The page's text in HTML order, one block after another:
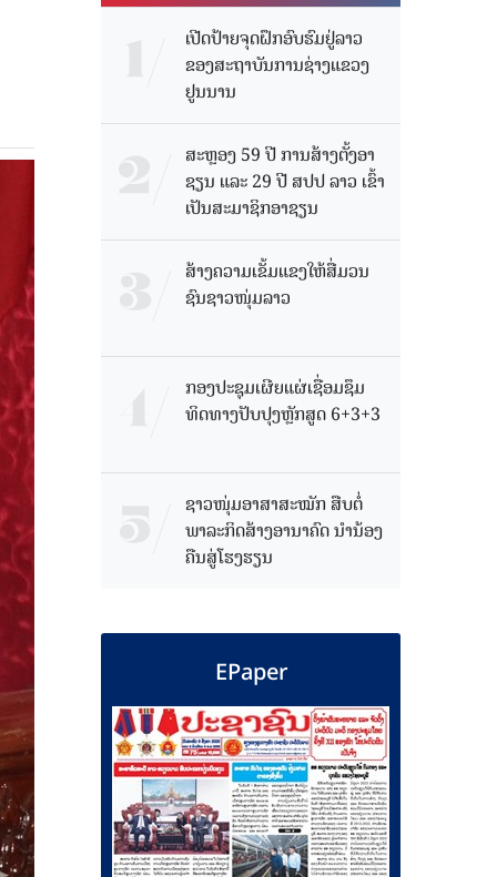
ເປີດປ້າຍຈຸດຝຶກອົບຮົມຢູ່ລາວ
ຂອງສະຖາບັນການຊ່າງແຂວງ
ຢູນນານ
ສະຫຼອງ 59 ປີ ການສ້າງຕັ້ງອາ
ຊຽນ ແລະ 29 ປີ ສປປ ລາວ ເຂົ້າ
ເປັນສະມາຊິກອາຊຽນ
ສ້າງຄວາມເຂັ້ມແຂງໃຫ້ສື່ມວນ
ຊົນຊາວໜຸ່ມລາວ
ກອງປະຊຸມເຜີຍແຜ່ເຊື່ອມຊຶມ
ທິດທາງປັບປຸງຫຼັກສູດ 6+3+3
ຊາວໜຸ່ມອາສາສະໝັກ ສືບຕໍ່
ພາລະກິດສ້າງອານາຄົດ ນໍານ້ອງ
ຄືນສູ່ໂຮງຮຽນ
EPaper